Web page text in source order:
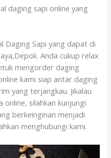
daging sapi online yang
Daging Sapi yang dapat di
Anda cukup relax
mengorder daging
kami siap antar daging
yang terjangkau. Jikalau
silahkan kunjungi
berkeinginan menjadi
menghubungi kami.